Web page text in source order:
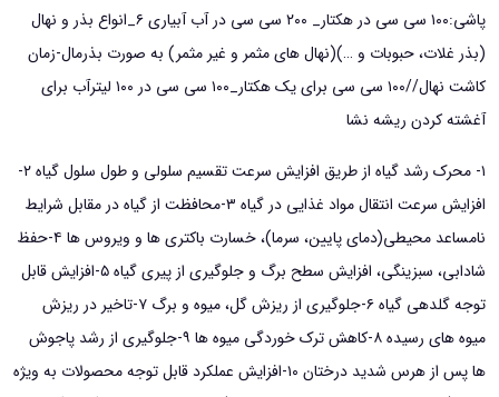
پاشی:۱۰۰ سی سی در هکتار_ ۲۰۰ سی سی در آب آبیاری ۶_انواع بذر و نهال
(بذر غلات، حبوبات و …)(نهال های مثمر و غیر مثمر) به صورت بذرمال-زمان
کاشت نهال//۱۰۰ سی سی برای یک هکتار_۱۰۰ سی سی در ۱۰۰ لیترآب برای
آغشته کردن ریشه نشا
۱- محرک رشد گیاه از طریق افزایش سرعت تقسیم سلولی و طول سلول گیاه ۲-
افزایش سرعت انتقال مواد غذایی در گیاه ۳-محافظت از گیاه در مقابل شرایط
نامساعد محیطی(دمای پایین، سرما)، خسارت باکتری ها و ویروس ها ۴-حفظ
شادابی، سبزینگی، افزایش سطح برگ و جلوگیری از پیری گیاه ۵-افزایش قابل
توجه گلدهی گیاه ۶-جلوگیری از ریزش گل، میوه و برگ ۷-تاخیر در ریزش
میوه های رسیده ۸-کاهش ترک خوردگی میوه ها ۹-جلوگیری از رشد پاجوش
ها پس از هرس شدید درختان ۱۰-افزایش عملکرد قابل توجه محصولات به ویژه